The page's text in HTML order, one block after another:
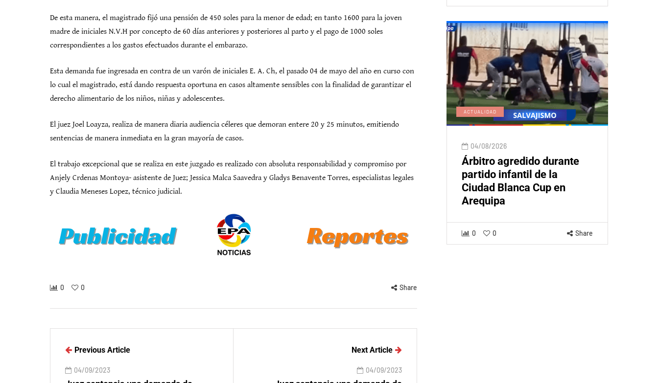
De esta manera, el magistrado fijó una pensión de 450 soles para la menor de edad; en tanto 1600 para la joven
madre de iniciales N.V.H por concepto de 60 días anteriores y posteriores al parto y el pago de 1000 soles
correspondientes a los gastos efectuados durante el embarazo.
Esta demanda fue ingresada en contra de un varón de iniciales E. A. Ch, el pasado 04 de mayo del año en curso con
lo cual el magistrado, está dando respuesta oportuna en casos altamente sensibles con la finalidad de garantizar el
derecho alimentario de los niños, niñas y adolescentes.
El juez Joel Loayza, realiza de manera diaria audiencia céleres que demoran entere 20 y 25 minutos, emitiendo
sentencias de manera inmediata en la gran mayoría de casos.
El trabajo excepcional que se realiza en este juzgado es realizado con absoluta responsabilidad y compromiso por
Anjely Crdenas Montoya- asistente de Juez; Jessica Malca Saavedra y Gladys Benavente Torres, especialistas legales
y Claudia Meneses Lopez, técnico judicial.
0 0 Share
ACTUALIDAD
04/08/2026
Árbitro agredido durante
partido infantil de la
Ciudad Blanca Cup en
Arequipa
0 0 Share
Previous Article
04/09/2023
Next Article
04/09/2023